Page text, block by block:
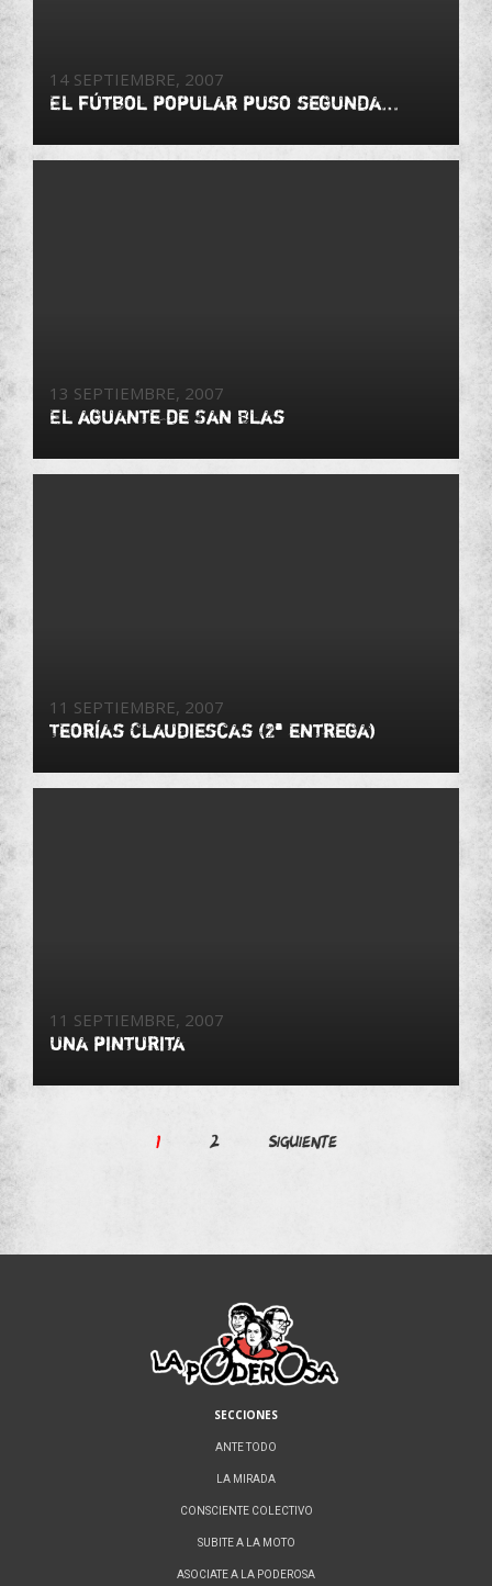
14 SEPTIEMBRE, 2007
El fútbol popular puso segunda…
13 SEPTIEMBRE, 2007
El aguante de San Blas
11 SEPTIEMBRE, 2007
Teorías Claudiescas (2ª entrega)
11 SEPTIEMBRE, 2007
Una pinturita
Paginación
1 2 Siguiente
SECCIONES
ANTE TODO
LA MIRADA
CONSCIENTE COLECTIVO
SUBITE A LA MOTO
ASOCIATE A LA PODEROSA